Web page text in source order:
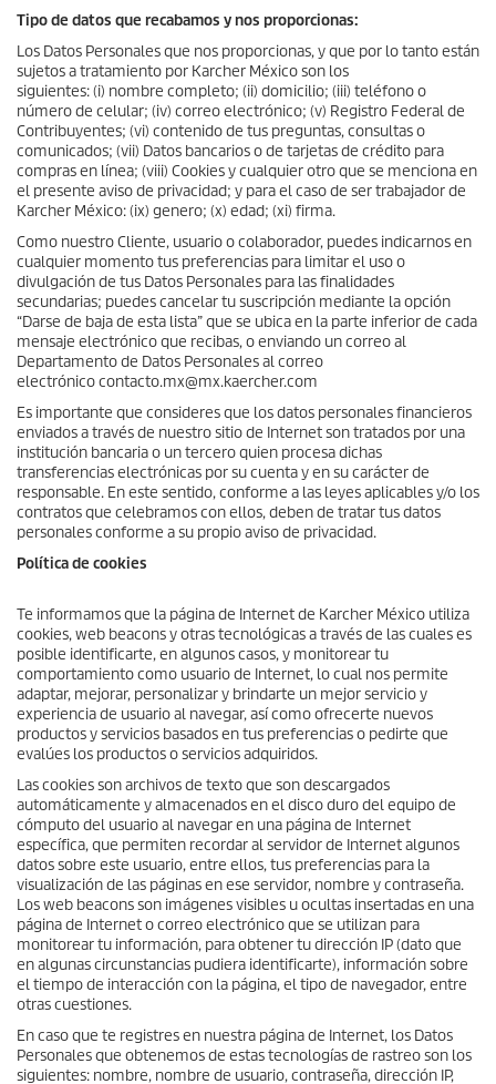
Tipo de datos que recabamos y nos proporcionas:
Los Datos Personales que nos proporcionas, y que por lo tanto están
sujetos a tratamiento por Karcher México son los
siguientes: (i) nombre completo; (ii) domicilio; (iii) teléfono o
número de celular; (iv) correo electrónico; (v) Registro Federal de
Contribuyentes; (vi) contenido de tus preguntas, consultas o
comunicados; (vii) Datos bancarios o de tarjetas de crédito para
compras en línea; (viii) Cookies y cualquier otro que se menciona en
el presente aviso de privacidad; y para el caso de ser trabajador de
Karcher México: (ix) genero; (x) edad; (xi) firma.
Como nuestro Cliente, usuario o colaborador, puedes indicarnos en
cualquier momento tus preferencias para limitar el uso o
divulgación de tus Datos Personales para las finalidades
secundarias; puedes cancelar tu suscripción mediante la opción
“Darse de baja de esta lista” que se ubica en la parte inferior de cada
mensaje electrónico que recibas, o enviando un correo al
Departamento de Datos Personales al correo
electrónico contacto.mx@mx.kaercher.com
Es importante que consideres que los datos personales financieros
enviados a través de nuestro sitio de Internet son tratados por una
institución bancaria o un tercero quien procesa dichas
transferencias electrónicas por su cuenta y en su carácter de
responsable. En este sentido, conforme a las leyes aplicables y/o los
contratos que celebramos con ellos, deben de tratar tus datos
personales conforme a su propio aviso de privacidad.
Política de cookies
Te informamos que la página de Internet de Karcher México utiliza
cookies, web beacons y otras tecnológicas a través de las cuales es
posible identificarte, en algunos casos, y monitorear tu
comportamiento como usuario de Internet, lo cual nos permite
adaptar, mejorar, personalizar y brindarte un mejor servicio y
experiencia de usuario al navegar, así como ofrecerte nuevos
productos y servicios basados en tus preferencias o pedirte que
evalúes los productos o servicios adquiridos.
Las cookies son archivos de texto que son descargados
automáticamente y almacenados en el disco duro del equipo de
cómputo del usuario al navegar en una página de Internet
específica, que permiten recordar al servidor de Internet algunos
datos sobre este usuario, entre ellos, tus preferencias para la
visualización de las páginas en ese servidor, nombre y contraseña.
Los web beacons son imágenes visibles u ocultas insertadas en una
página de Internet o correo electrónico que se utilizan para
monitorear tu información, para obtener tu dirección IP (dato que
en algunas circunstancias pudiera identificarte), información sobre
el tiempo de interacción con la página, el tipo de navegador, entre
otras cuestiones.
En caso que te registres en nuestra página de Internet, los Datos
Personales que obtenemos de estas tecnologías de rastreo son los
siguientes: nombre, nombre de usuario, contraseña, dirección IP,